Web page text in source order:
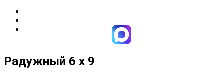
Радужный 6 х 9